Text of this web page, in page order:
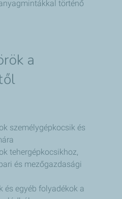
történő
a
személygépkocsik és
tehergépkocsikhoz,
és mezőgazdasági
és egyéb folyadékok a